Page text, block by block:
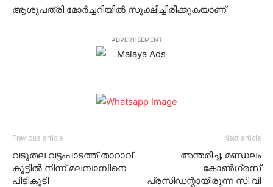
ആശുപത്രി മോര്‍ച്ചറിയില്‍ സൂക്ഷിച്ചിരിക്കുകയാണ്
ADVERTISEMENT
Previous article
വടുതല വട്ടംപാടത്ത് താറാവ്
കൂട്ടില്‍ നിന്ന് മലമ്പാമ്പിനെ
പിടികൂടി
Next article
അന്തരിച്ച, മണ്ഡലം
കോണ്‍ഗ്രസ്
പ്രസിഡന്റായിരുന്ന സി.വി